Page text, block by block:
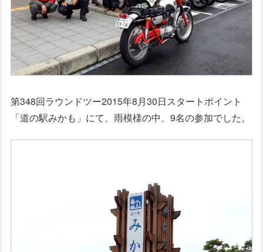
第348回ラウンドツー2015年8月30日スタートポイント
「道の駅みかも」にて、雨模様の中、9名の参加でした。